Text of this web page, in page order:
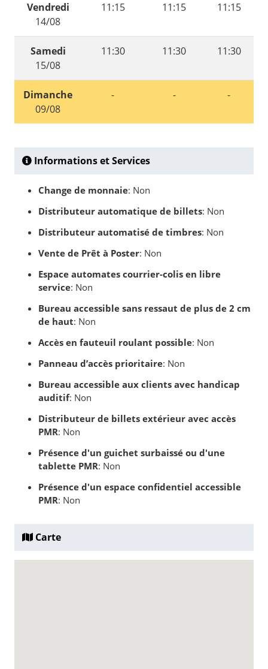
Vendredi
14/08
11:15 11:15 11:15
Samedi
15/08
11:30 11:30 11:30
Dimanche
09/08
- - -
Informations et Services
Change de monnaie: Non
Distributeur automatique de billets: Non
Distributeur automatisé de timbres: Non
Vente de Prêt à Poster: Non
Espace automates courrier-colis en libre
service: Non
Bureau accessible sans ressaut de plus de 2 cm
de haut: Non
Accès en fauteuil roulant possible: Non
Panneau d’accès prioritaire: Non
Bureau accessible aux clients avec handicap
auditif: Non
Distributeur de billets extérieur avec accès
PMR: Non
Présence d'un guichet surbaissé ou d'une
tablette PMR: Non
Présence d'un espace confidentiel accessible
PMR: Non
Carte